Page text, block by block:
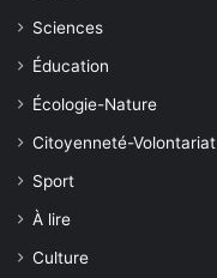
Sciences
Éducation
Écologie-Nature
Citoyenneté-Volontariat
Sport
À lire
Culture